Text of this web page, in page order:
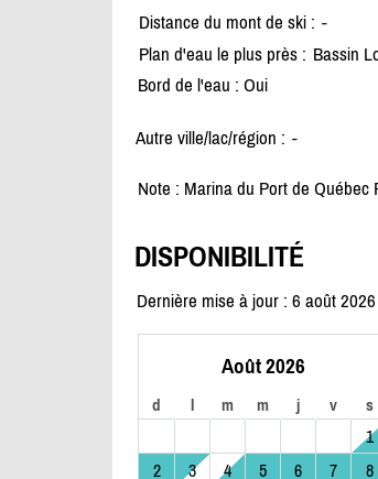
Distance du mont de ski : -
Plan d'eau le plus près : Bassin
Bord de l'eau : Oui
Autre ville/lac/région : -
Note : Marina du Port de Québec
DISPONIBILITÉ
Dernière mise à jour : 6 août 2026
Août 2026
d l m m j v s
1
2
3 4 5 6 7
8